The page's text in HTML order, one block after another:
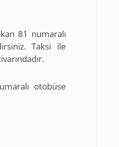
81 numaralı
Taksi ile
otobüse